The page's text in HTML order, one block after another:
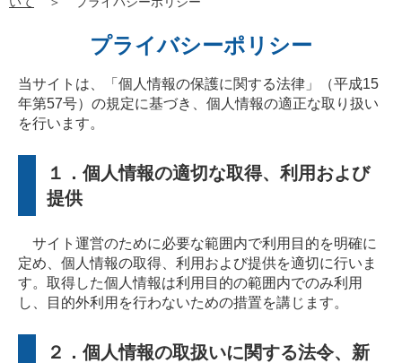
プライバシーポリシー
当サイトは、「個人情報の保護に関する法律」（平成15
年第57号）の規定に基づき、個人情報の適正な取り扱い
を行います。
１．個人情報の適切な取得、利用および
提供
サイト運営のために必要な範囲内で利用目的を明確に
定め、個人情報の取得、利用および提供を適切に行いま
す。取得した個人情報は利用目的の範囲内でのみ利用
し、目的外利用を行わないための措置を講じます。
２．個人情報の取扱いに関する法令、新